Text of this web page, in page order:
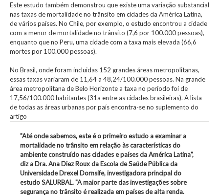
Este estudo também demonstrou que existe uma variação substancial
nas taxas de mortalidade no trânsito em cidades da América Latina,
de vários países. No Chile, por exemplo, o estudo encontrou a cidade
com a menor de mortalidade no trânsito (7,6 por 100.000 pessoas),
enquanto que no Peru, uma cidade com a taxa mais elevada (66,6
mortes por 100.000 pessoas).
No Brasil, onde foram incluidas 152 grandes áreas metropolitanas,
essas taxas variaram de 11,64 a 48,24/100.000 pessoas. Na grande
área metropolitana de Belo Horizonte a taxa no período foi de
17,56/100.000 habitantes (31a entre as cidades brasileiras). A lista
de todas as áreas urbanas por país encontra-se no suplemento do
artigo
"Até onde sabemos, este é o primeiro estudo a examinar a
mortalidade no trânsito em relação às características do
ambiente construído nas cidades e países da América Latina",
diz a Dra. Ana Diez Roux da Escola de Saúde Pública da
Universidade Drexel Dornsife, investigadora principal do
estudo SALURBAL. "A maior parte das investigações sobre
segurança no trânsito é realizada em países de alta renda.